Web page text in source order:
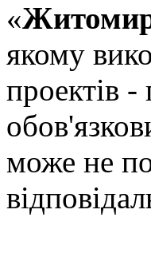
«
якому
проектів
може не